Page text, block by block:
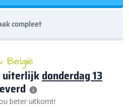
compleet
België
uiterlijkdonderdag 13
beter uitkomt!